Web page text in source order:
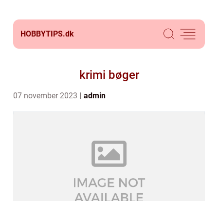
HOBBYTIPS.dk
krimi bøger
07 november 2023 admin